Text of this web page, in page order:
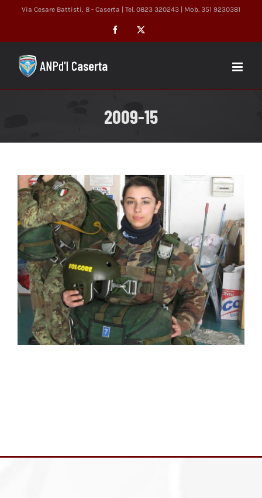
Via Cesare Battisti, 8 - Caserta | Tel. 0823 320243 | Mob. 351 9230381
Facebook
2009-15
Ingrandisci
immagine